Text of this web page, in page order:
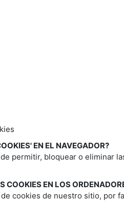
EN EL NAVEGADOR?
permitir, bloquear o eliminar
COOKIES EN LOS
cookies de nuestro sitio, por